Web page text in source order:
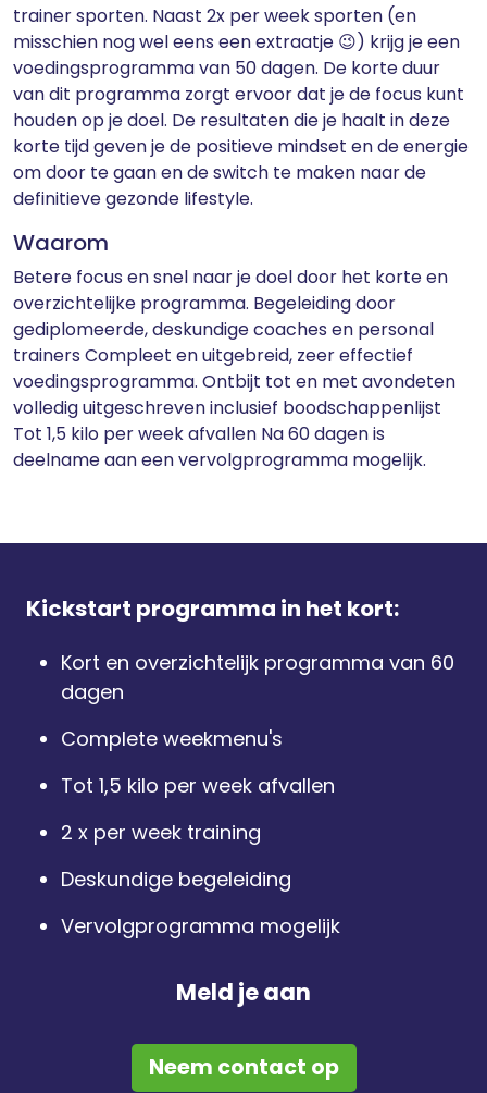
trainer sporten. Naast 2x per week sporten (en
misschien nog wel eens een extraatje 😉) krijg je een
voedingsprogramma van 50 dagen. De korte duur
van dit programma zorgt ervoor dat je de focus kunt
houden op je doel. De resultaten die je haalt in deze
korte tijd geven je de positieve mindset en de energie
om door te gaan en de switch te maken naar de
definitieve gezonde lifestyle.
Waarom
Betere focus en snel naar je doel door het korte en
overzichtelijke programma. Begeleiding door
gediplomeerde, deskundige coaches en personal
trainers Compleet en uitgebreid, zeer effectief
voedingsprogramma. Ontbijt tot en met avondeten
volledig uitgeschreven inclusief boodschappenlijst
Tot 1,5 kilo per week afvallen Na 60 dagen is
deelname aan een vervolgprogramma mogelijk.
Kickstart programma in het kort:
Kort en overzichtelijk programma van 60
dagen
Complete weekmenu's
Tot 1,5 kilo per week afvallen
2 x per week training
Deskundige begeleiding
Vervolgprogramma mogelijk
Meld je aan
Neem contact op